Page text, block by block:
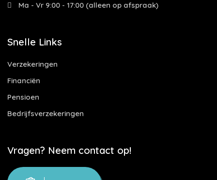
Ma - Vr 9:00 - 17:00 (alleen op afspraak)
Snelle Links
Verzekeringen
Financiën
Pensioen
Bedrijfsverzekeringen
Vragen? Neem contact op!